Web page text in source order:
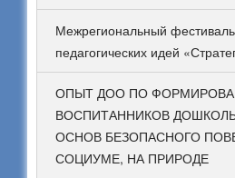
Межрегиональный
педагогических идей
ОПЫТ ДОО ПО
ВОСПИТАННИКОВ
ОСНОВ БЕЗОПАСНОГО
СОЦИУМЕ, НА ПРИРОДЕ